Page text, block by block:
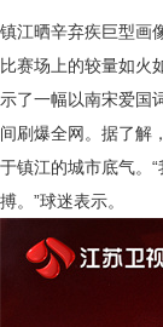
镇江晒辛弃疾巨型画
比赛场上的较量如火
示了一幅以南宋爱国
间刷爆全网。据了解
于镇江的城市底气。
搏。”球迷表示。